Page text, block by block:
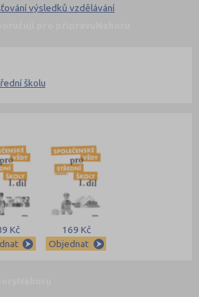
výsledků vzdělávání
školu
Kč
169 Kč
Objednat